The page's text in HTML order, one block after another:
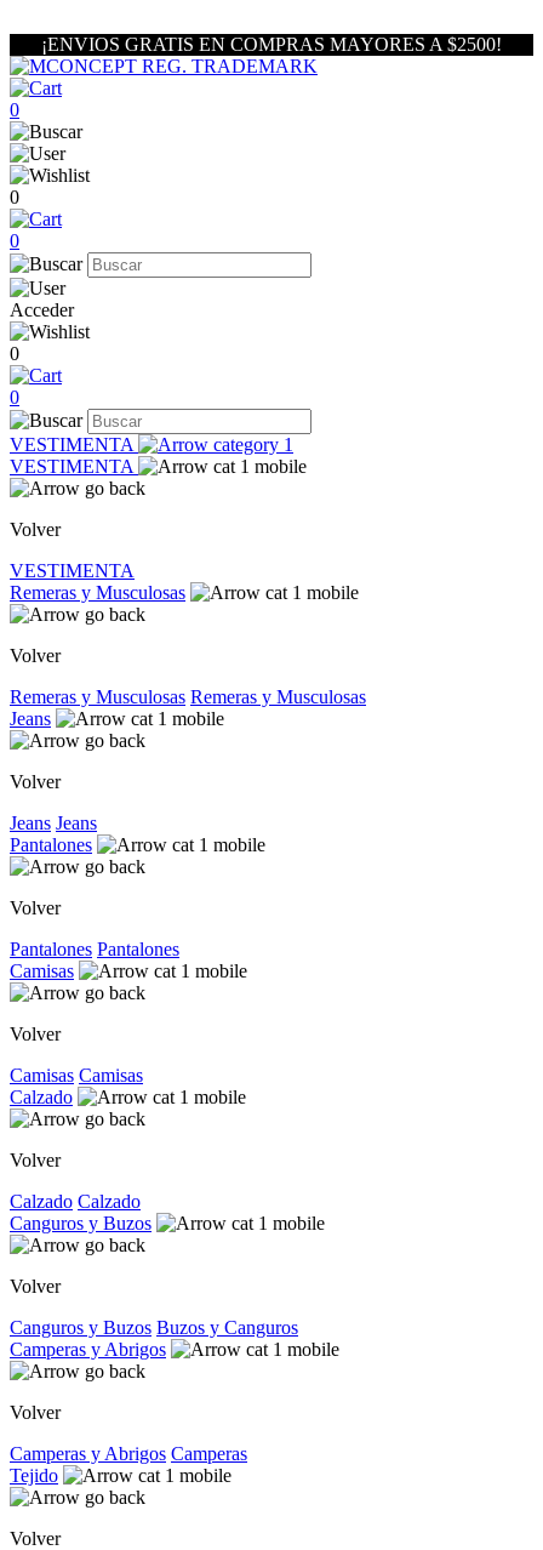
¡ENVIOS GRATIS EN COMPRAS MAYORES A $2500!
0
0
0
Acceder
0
0
VESTIMENTA
VESTIMENTA
Volver
VESTIMENTA
Remeras y Musculosas
Volver
Remeras y Musculosas Remeras y Musculosas
Jeans
Volver
Jeans Jeans
Pantalones
Volver
Pantalones Pantalones
Camisas
Volver
Camisas Camisas
Calzado
Volver
Calzado Calzado
Canguros y Buzos
Volver
Canguros y Buzos Buzos y Canguros
Camperas y Abrigos
Volver
Camperas y Abrigos Camperas
Tejido
Volver